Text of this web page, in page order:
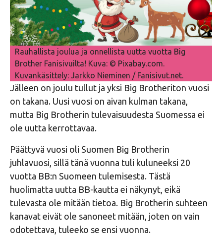
Rauhallista joulua ja onnellista uutta vuotta Big
Brother Fanisivuilta! Kuva: © Pixabay.com.
Kuvankäsittely: Jarkko Nieminen / Fanisivut.net.
Jälleen on joulu tullut ja yksi Big Brotheriton vuosi
on takana. Uusi vuosi on aivan kulman takana,
mutta Big Brotherin tulevaisuudesta Suomessa ei
ole uutta kerrottavaa.
Päättyvä vuosi oli Suomen Big Brotherin
juhlavuosi, sillä tänä vuonna tuli kuluneeksi 20
vuotta BB:n Suomeen tulemisesta. Tästä
huolimatta uutta BB-kautta ei näkynyt, eikä
tulevasta ole mitään tietoa. Big Brotherin suhteen
kanavat eivät ole sanoneet mitään, joten on vain
odotettava, tuleeko se ensi vuonna.